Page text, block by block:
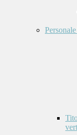
Personale